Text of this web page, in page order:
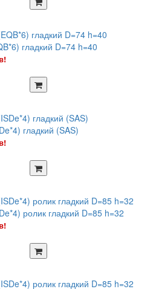
гладкий D=74 h=40
гладкий (SAS)
ролик гладкий D=85 h=32